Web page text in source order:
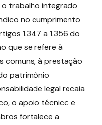
trabalho integrado
no cumprimento
1.347 a 1.356 do
que se refere à
comuns, à prestação
patrimônio
legal recaia
o apoio técnico e
fortalece a